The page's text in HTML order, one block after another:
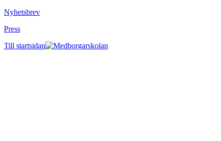
Nyhetsbrev
Press
Till startsidan